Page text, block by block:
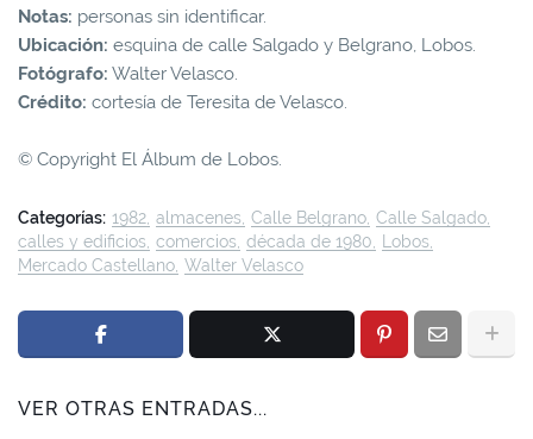
Notas: personas sin identificar.
Ubicación: esquina de calle Salgado y Belgrano, Lobos.
Fotógrafo: Walter Velasco.
Crédito: cortesía de Teresita de Velasco.
© Copyright El Álbum de Lobos.
Categorías: 1982 almacenes Calle Belgrano Calle Salgado
calles y edificios comercios década de 1980
Lobos
Mercado Castellano Walter Velasco
VER OTRAS ENTRADAS...